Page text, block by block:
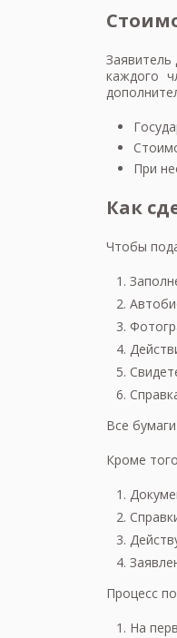
каждого
При
Как
Чтобы
Все
Кроме
Процесс
На